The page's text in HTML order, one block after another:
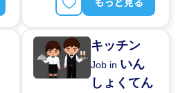
キッチン
Job in いん
しょくてん